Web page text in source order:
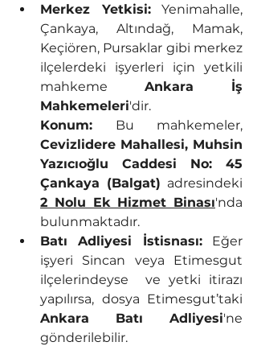
Merkez Yetkisi: Yenimahalle,
Çankaya, Altındağ, Mamak,
Keçiören, Pursaklar gibi merkez
ilçelerdeki işyerleri için yetkili
mahkeme Ankara İş
Mahkemeleri'dir.
Konum:
Cevizlidere Mahallesi, Muhsin
Yazıcıoğlu Caddesi No: 45
Çankaya (Balgat)
2 Nolu Ek Hizmet Binası'nda
bulunmaktadır.
Batı Adliyesi İstisnası: Eğer
işyeri Sincan veya Etimesgut
ilçelerindeyse  ve yetki itirazı
Ankara Batı Adliyesi'ne
gönderilebilir.